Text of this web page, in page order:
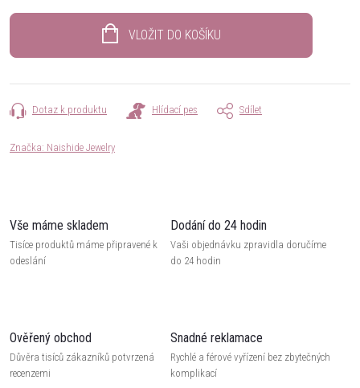
VLOŽIT DO KOŠÍKU
Dotaz k produktu Hlídací pes Sdílet
Značka: Naishide Jewelry
Vše máme skladem
Tisíce produktů máme připravené k
odeslání
Dodání do 24 hodin
Vaši objednávku zpravidla doručíme
do 24 hodin
Ověřený obchod
Důvěra tisíců zákazníků potvrzená
recenzemi
Snadné reklamace
Rychlé a férové vyřízení bez zbytečných
komplikací